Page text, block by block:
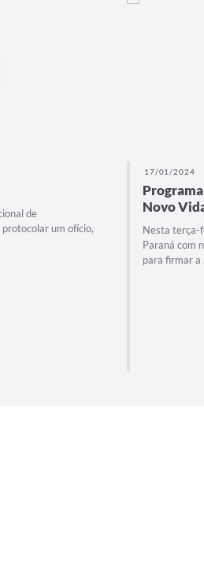
de
um ofício,
17/01/2024
Novo
Nesta terça-
Paraná com
para firmar a